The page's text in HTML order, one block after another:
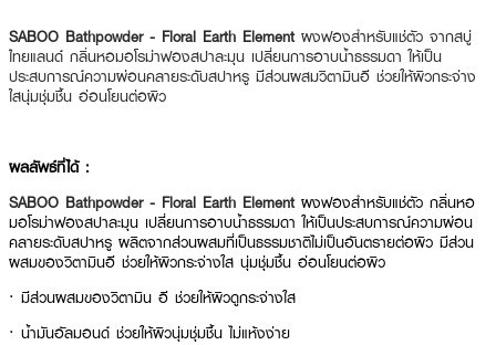
SABOO Bathpowder - Floral Earth Element ผงฟองสำหรับแช่ตัว จากสบู่
ไทยแลนด์ กลิ่นหอมอโรม่าฟองสปาละมุน เปลี่ยนการอาบน้ำธรรมดา ให้เป็น
ประสบการณ์ความผ่อนคลายระดับสปาหรู มีส่วนผสมวิตามินอี ช่วยให้ผิวกระจ่าง
ใสนุ่มชุ่มชื้น อ่อนโยนต่อผิว
ผลลัพธ์ที่ได้ :
SABOO Bathpowder - Floral Earth Element ผงฟองสำหรับแช่ตัว กลิ่นหอ
มอโรม่าฟองสปาละมุน เปลี่ยนการอาบน้ำธรรมดา ให้เป็นประสบการณ์ความผ่อน
คลายระดับสปาหรู ผลิตจากส่วนผสมที่เป็นธรรมชาติไม่เป็นอันตรายต่อผิว มีส่วน
ผสมของวิตามินอี ช่วยให้ผิวกระจ่างใส นุ่มชุ่มชื้น อ่อนโยนต่อผิว
· มีส่วนผสมของวิตามิน อี ช่วยให้ผิวดูกระจ่างใส
· น้ำมันอัลมอนด์ ช่วยให้ผิวนุ่มชุ่มชื้น ไม่แห้งง่าย